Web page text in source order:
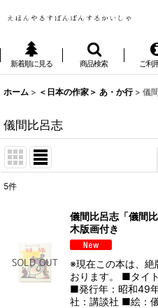
新着順に見る 商品検索 ご利
ホーム > ＜日本の作家＞ あ・か行 > 儀
儀間比呂志
絞
5件
儀間比呂志「儀間
木版画付き
※現在この本は、絶
おります。 ■タイ
■発行年：昭和49
社：講談社 ■絵：